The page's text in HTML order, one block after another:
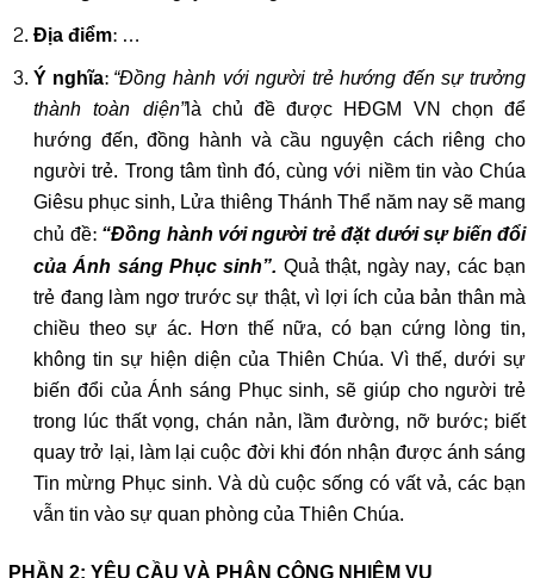
Địa điểm: …
Ý nghĩa:“Đồng hành với người trẻ hướng đến sự trưởng
thành toàn diện”là chủ đề được HĐGM VN chọn để
hướng đến, đồng hành và cầu nguyện cách riêng cho
người trẻ. Trong tâm tình đó, cùng với niềm tin vào Chúa
Giêsu phục sinh, Lửa thiêng Thánh Thể năm nay sẽ mang
chủ đề: “Đồng hành với người trẻ đặt dưới sự biến đổi
của Ánh sáng Phục sinh”. Quả thật, ngày nay, các bạn
trẻ đang làm ngơ trước sự thật, vì lợi ích của bản thân mà
chiều theo sự ác. Hơn thế nữa, có bạn cứng lòng tin,
không tin sự hiện diện của Thiên Chúa. Vì thế, dưới sự
biến đổi của Ánh sáng Phục sinh, sẽ giúp cho người trẻ
trong lúc thất vọng, chán nản, lầm đường, nỡ bước; biết
quay trở lại, làm lại cuộc đời khi đón nhận được ánh sáng
Tin mừng Phục sinh. Và dù cuộc sống có vất vả, các bạn
vẫn tin vào sự quan phòng của Thiên Chúa.
PHẦN 2: YÊU CẦU VÀ PHÂN CÔNG NHIỆM VỤ